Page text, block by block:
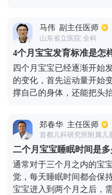
而异，6-8个月长出中切牙
第一磨牙12-14个月萌出
二磨牙20-24个月萌出。
和45.4厘米。
马伟 副主任医师
山东省立医院 全科
4个月宝宝发育标准是怎
四个月宝宝已经逐渐开始
的变化，首先运动量开始
撑自己的身体，还能把头
以用手去拿东西，不仅可
适应能力很强，可以根据
即便桌子上面的玩具比较
力增加，平常会发出声音
社交能力也会变强，可以
晚上睡觉总是喜欢依偎妈
郑春华 主任医师
首都儿科研究所附属儿
二个月宝宝睡眠时间是
通常对于三个月之内的宝
觉，每天睡眠时间都会保
宝宝进入到两个月之后，